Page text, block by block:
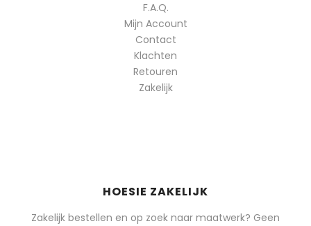
F.A.Q.
Mijn Account
Contact
Klachten
Retouren
Zakelijk
HOESIE ZAKELIJK
Zakelijk bestellen en op zoek naar maatwerk? Geen